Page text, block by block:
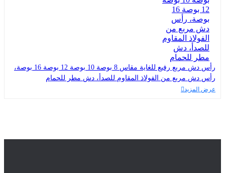
رأس دش مربع رفيع للغاية مقاس 8 بوصة 10 بوصة 12 بوصة 16 بوصة،
رأس دش مربع من الفولاذ المقاوم للصدأ، دش مطر للحمام
عرض المزيد